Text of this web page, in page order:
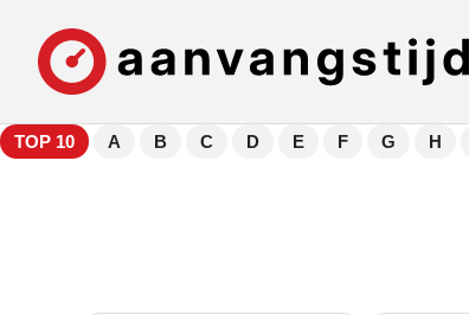
TOP 10 A B C D E F G H